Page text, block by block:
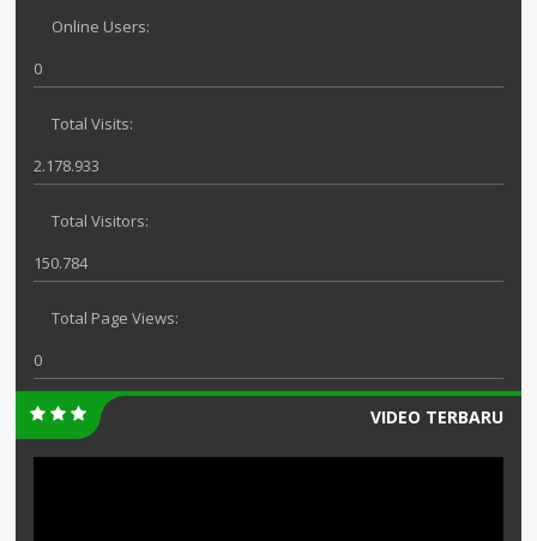
Online Users:
0
Total Visits:
2.178.933
Total Visitors:
150.784
Total Page Views:
0
VIDEO TERBARU